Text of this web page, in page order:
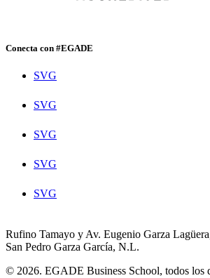
Conecta con #EGADE
SVG
SVG
SVG
SVG
SVG
Rufino Tamayo y Av. Eugenio Garza
San Pedro Garza García, N.L.
© 2026. EGADE Business School, todos los